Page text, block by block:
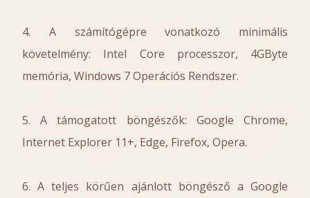
4. A számítógépre vonatkozó minimális
követelmény: Intel Core processzor, 4GByte
memória, Windows 7 Operációs Rendszer.
5. A támogatott böngészők: Google Chrome,
Internet Explorer 11+, Edge, Firefox, Opera.
6. A teljes körűen ajánlott böngésző a Google